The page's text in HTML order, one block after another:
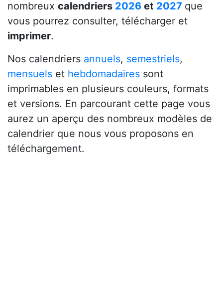
nombreux calendriers 2026 et 2027 que
vous pourrez consulter, télécharger et
imprimer.
Nos calendriers annuels, semestriels,
mensuels et hebdomadaires sont
imprimables en plusieurs couleurs, formats
et versions. En parcourant cette page vous
aurez un aperçu des nombreux modèles de
calendrier que nous vous proposons en
téléchargement.